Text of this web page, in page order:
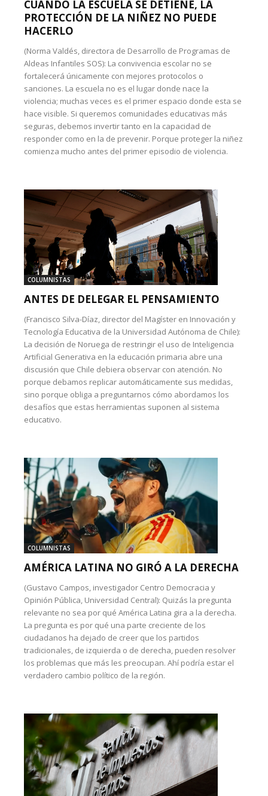
CUANDO LA ESCUELA SE DETIENE, LA
PROTECCIÓN DE LA NIÑEZ NO PUEDE
HACERLO
(Norma Valdés, directora de Desarrollo de Programas de
Aldeas Infantiles SOS): La convivencia escolar no se
fortalecerá únicamente con mejores protocolos o
sanciones. La escuela no es el lugar donde nace la
violencia; muchas veces es el primer espacio donde esta se
hace visible. Si queremos comunidades educativas más
seguras, debemos invertir tanto en la capacidad de
responder como en la de prevenir. Porque proteger la niñez
comienza mucho antes del primer episodio de violencia.
COLUMNISTAS
ANTES DE DELEGAR EL PENSAMIENTO
(Francisco Silva-Díaz, director del Magíster en Innovación y
Tecnología Educativa de la Universidad Autónoma de Chile):
La decisión de Noruega de restringir el uso de Inteligencia
Artificial Generativa en la educación primaria abre una
discusión que Chile debiera observar con atención. No
porque debamos replicar automáticamente sus medidas,
sino porque obliga a preguntarnos cómo abordamos los
desafíos que estas herramientas suponen al sistema
educativo.
COLUMNISTAS
AMÉRICA LATINA NO GIRÓ A LA DERECHA
(Gustavo Campos, investigador Centro Democracia y
Opinión Pública, Universidad Central): Quizás la pregunta
relevante no sea por qué América Latina gira a la derecha.
La pregunta es por qué una parte creciente de los
ciudadanos ha dejado de creer que los partidos
tradicionales, de izquierda o de derecha, pueden resolver
los problemas que más les preocupan. Ahí podría estar el
verdadero cambio político de la región.